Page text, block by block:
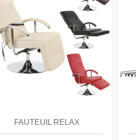
- explotation du flux lumineux à la
0,70
- nombres de cycles de
- taux de mercure: 0,0 mg
- efficacité énergétique: A++
- tensions d'alimentation: 230V ~
- angle de radiation: 180°
qualité à bon prix. Ce plafonnier
seulement une de nos meilleures
FAUTEUIL RELAX
comparer